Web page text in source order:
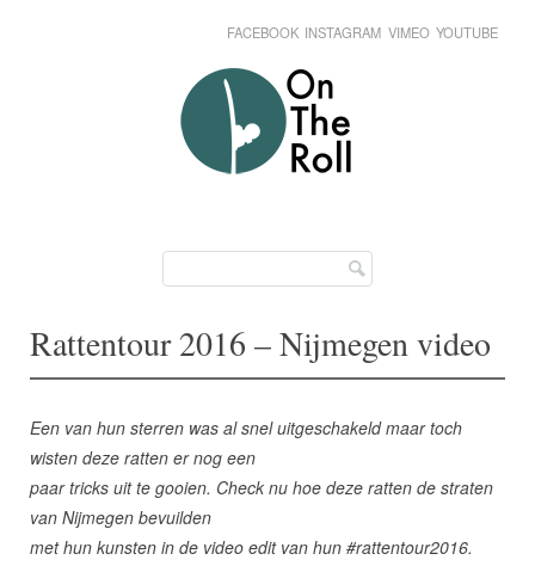
FACEBOOK INSTAGRAM VIMEO YOUTUBE
Main menu
Rattentour 2016 – Nijmegen video
Een van hun sterren was al snel uitgeschakeld maar toch
wisten deze ratten er nog een
paar tricks uit te gooien. Check nu hoe deze ratten de straten
van Nijmegen bevuilden
met hun kunsten in de video edit van hun #rattentour2016.